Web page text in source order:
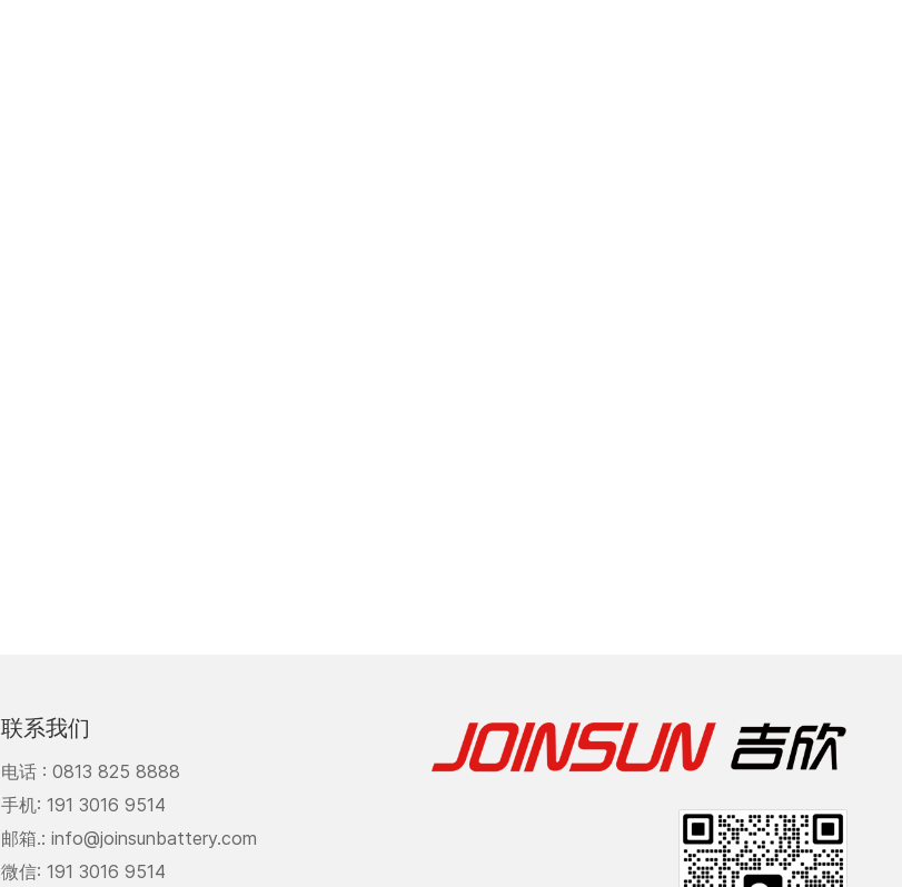
联系我们
电话 :0813 825 8888
手机:191 3016 9514
邮箱.:info@joinsunbattery.com
微信:191 3016 9514